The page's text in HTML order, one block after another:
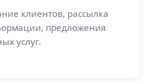
клиентов, рассылка
предложения
услуг.